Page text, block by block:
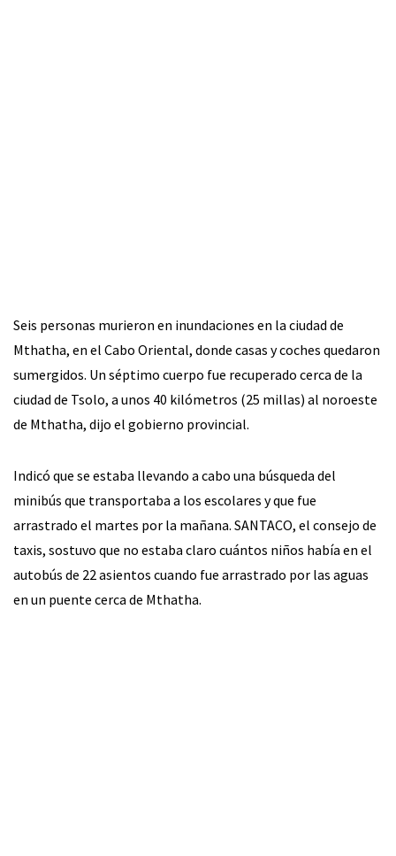
Seis personas murieron en inundaciones en la ciudad de
Mthatha, en el Cabo Oriental, donde casas y coches quedaron
sumergidos. Un séptimo cuerpo fue recuperado cerca de la
ciudad de Tsolo, a unos 40 kilómetros (25 millas) al noroeste
de Mthatha, dijo el gobierno provincial.
Indicó que se estaba llevando a cabo una búsqueda del
minibús que transportaba a los escolares y que fue
arrastrado el martes por la mañana. SANTACO, el consejo de
taxis, sostuvo que no estaba claro cuántos niños había en el
autobús de 22 asientos cuando fue arrastrado por las aguas
en un puente cerca de Mthatha.